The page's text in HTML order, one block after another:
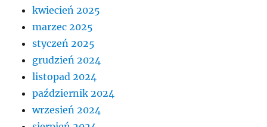
kwiecień 2025
marzec 2025
styczeń 2025
grudzień 2024
listopad 2024
październik 2024
wrzesień 2024